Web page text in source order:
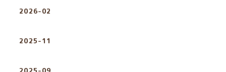
2026-02
2025-11